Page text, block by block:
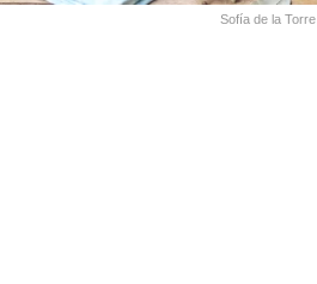
Sofía de la Torre